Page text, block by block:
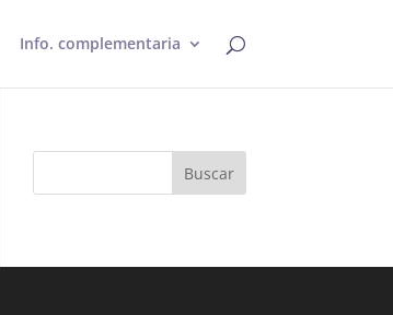
Info. complementaria